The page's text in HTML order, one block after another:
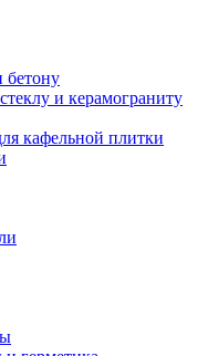
и керамограниту
кафельной плитки